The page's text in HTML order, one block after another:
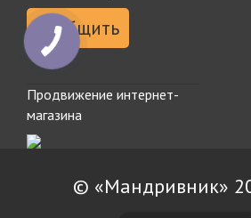
Сообщить
Продвижение интернет-
магазина
© «Мандривник»